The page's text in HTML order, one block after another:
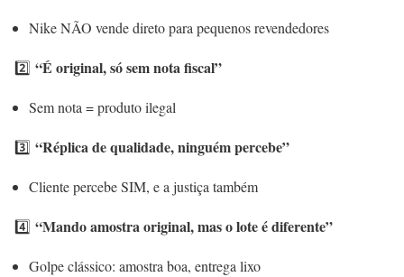
Nike NÃO vende direto para pequenos revendedores
2️⃣ “É original, só sem nota fiscal”
Sem nota = produto ilegal
3️⃣ “Réplica de qualidade, ninguém percebe”
Cliente percebe SIM, e a justiça também
4️⃣ “Mando amostra original, mas o lote é diferente”
Golpe clássico: amostra boa, entrega lixo